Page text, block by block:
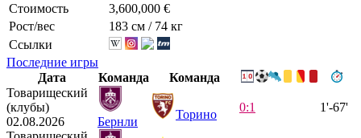
Стоимость
3,600,000 €
Рост/вес
183 см / 74 кг
Ссылки
Последние игры
Дата
Команда
Команда
Товарищеский
(клубы)
02.08.2026
Бернли
Торино
0:1 1'-67'